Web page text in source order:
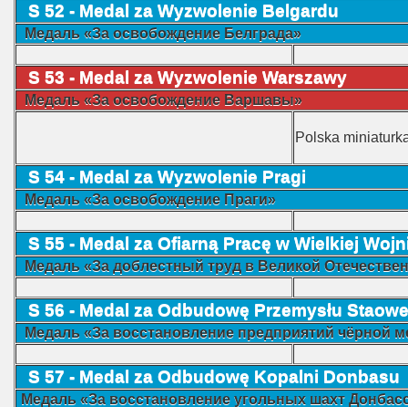
S 52 - Medal za Wyzwolenie Belgardu
Медаль «За освобождение Белграда»
S 53 - Medal za Wyzwolenie Warszawy
Медаль «За освобождение Варшавы»
Polska
S 54 - Medal za Wyzwolenie Pragi
Медаль «За освобождение Праги»
S 55 - Medal za Ofiarną Pracę w Wielkiej
Медаль «За доблестный труд в Великой
S 56 - Medal za Odbudowę Przemysłu
Медаль «За восстановление предприятий чёрной
S 57 - Medal za Odbudowę Kopalni Donbasu
Медаль «За восстановление угольных шахт